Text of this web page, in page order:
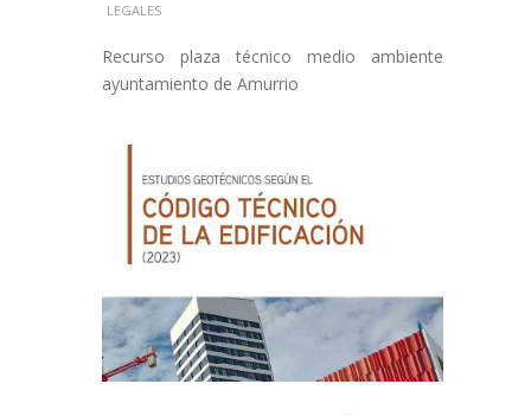
LEGALES
Recurso plaza técnico medio ambiente
ayuntamiento de Amurrio